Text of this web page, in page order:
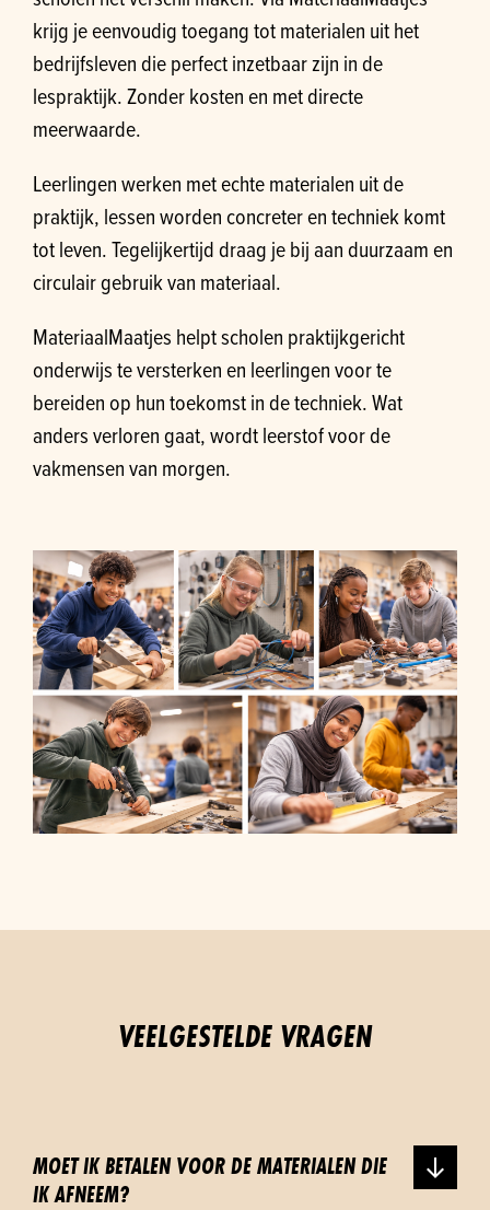
krijg je eenvoudig toegang tot materialen uit het
bedrijfsleven die perfect inzetbaar zijn in de
lespraktijk. Zonder kosten en met directe
meerwaarde.
Leerlingen werken met echte materialen uit de
praktijk, lessen worden concreter en techniek komt
tot leven. Tegelijkertijd draag je bij aan duurzaam en
circulair gebruik van materiaal.
MateriaalMaatjes helpt scholen praktijkgericht
onderwijs te versterken en leerlingen voor te
bereiden op hun toekomst in de techniek. Wat
anders verloren gaat, wordt leerstof voor de
vakmensen van morgen.
VEELGESTELDE VRAGEN
MOET IK BETALEN VOOR DE MATERIALEN DIE
IK AFNEEM?